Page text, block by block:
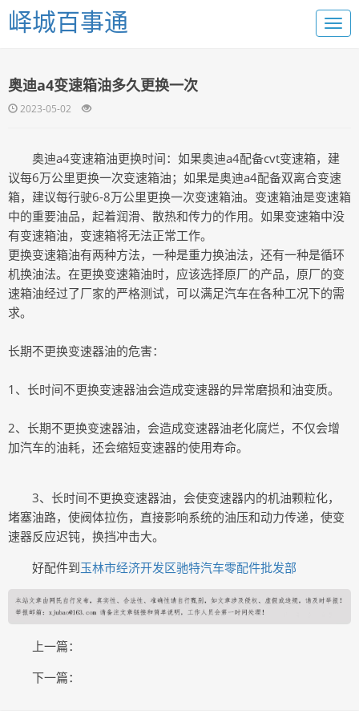
峄城百事通
奥迪a4变速箱油多久更换一次
2023-05-02
奥迪a4变速箱油更换时间：如果奥迪a4配备cvt变速箱，建
议每6万公里更换一次变速箱油；如果是奥迪a4配备双离合变速
箱，建议每行驶6-8万公里更换一次变速箱油。变速箱油是变速箱
中的重要油品，起着润滑、散热和传力的作用。如果变速箱中没
有变速箱油，变速箱将无法正常工作。
更换变速箱油有两种方法，一种是重力换油法，还有一种是循环
机换油法。在更换变速箱油时，应该选择原厂的产品，原厂的变
速箱油经过了厂家的严格测试，可以满足汽车在各种工况下的需
求。
长期不更换变速器油的危害：
1、长时间不更换变速器油会造成变速器的异常磨损和油变质。
2、长期不更换变速器油，会造成变速器油老化腐烂，不仅会增
加汽车的油耗，还会缩短变速器的使用寿命。
3、长时间不更换变速器油，会使变速器内的机油颗粒化，
堵塞油路，使阀体拉伤，直接影响系统的油压和动力传递，使变
速器反应迟钝，换挡冲击大。
好配件到玉林市经济开发区驰特汽车零配件批发部
上一篇：
下一篇：